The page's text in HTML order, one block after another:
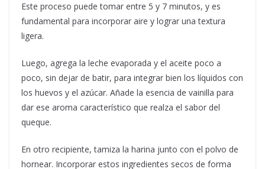
Este proceso puede tomar entre 5 y 7 minutos, y es
fundamental para incorporar aire y lograr una textura
ligera.
Luego, agrega la leche evaporada y el aceite poco a
poco, sin dejar de batir, para integrar bien los líquidos con
los huevos y el azúcar. Añade la esencia de vainilla para
dar ese aroma característico que realza el sabor del
queque.
En otro recipiente, tamiza la harina junto con el polvo de
hornear. Incorporar estos ingredientes secos de forma